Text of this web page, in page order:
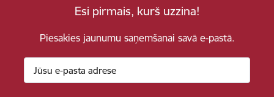
Esi pirmais, kurš uzzina!
Piesakies jaunumu saņemšanai savā e-pastā.